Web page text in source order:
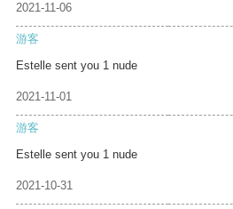
2021-11-06
游客
Estelle sent you 1 nude
2021-11-01
游客
Estelle sent you 1 nude
2021-10-31